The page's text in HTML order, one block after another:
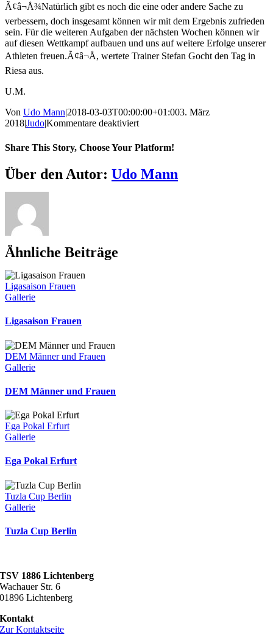
Ã¢â¬Å¾Natürlich gibt es noch die eine oder andere Sache zu
verbessern, doch insgesamt können wir mit dem Ergebnis zufrieden
sein. Für die weiteren Aufgaben der nächsten Wochen können wir
auf diesen Wettkampf aufbauen und uns auf weitere Erfolge unserer
Athleten freuen.Ã¢â¬Å, wertete Trainer Stefan Gocht den Tag in
Riesa aus.
U.M.
Von Udo Mann|2018-03-03T00:00:00+01:003. März
2018|Judo|Kommentare deaktiviertfür
Stahlpokal
Riesa
Share This Story, Choose Your Platform!
Facebook
X
Reddit
LinkedIn
WhatsApp
Telegram
Tumblr
Pinterest
Vk
Xing
E-
Mail
Über den Autor: Udo Mann
Ähnliche Beiträge
Ligasaison Frauen
Gallerie
Ligasaison Frauen
DEM Männer und Frauen
Gallerie
DEM Männer und Frauen
Ega Pokal Erfurt
Gallerie
Ega Pokal Erfurt
Tuzla Cup Berlin
Gallerie
Tuzla Cup Berlin
TSV 1886 Lichtenberg
Wachauer Str. 6
01896 Lichtenberg
Kontakt
Zur Kontaktseite